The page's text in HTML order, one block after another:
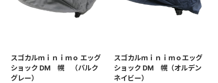
スゴカルｍｉｎｉｍｏ エッグ
ショック DM 幌 （パルク
グレー）
スゴカルｍｉｎｉｍｏエッグ
ショック DM 幌（オルデン
ネイビー）